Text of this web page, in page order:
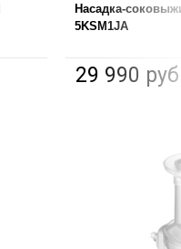
Насадка-
5KSM1JA
29 990 руб